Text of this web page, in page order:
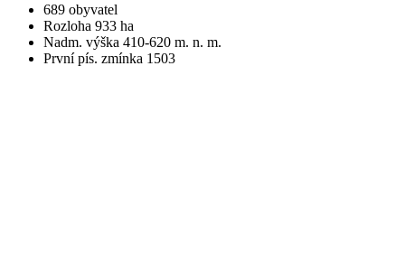
689 obyvatel
Rozloha 933 ha
Nadm. výška 410-620 m. n. m.
První pís. zmínka 1503